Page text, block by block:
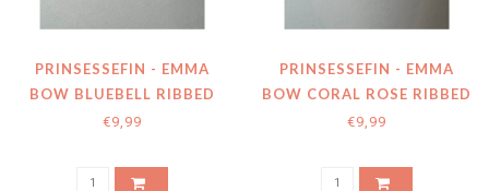
PRINSESSEFIN - EMMA
BOW BLUEBELL RIBBED
€9,99
PRINSESSEFIN - EMMA
BOW CORAL ROSE RIBBED
€9,99